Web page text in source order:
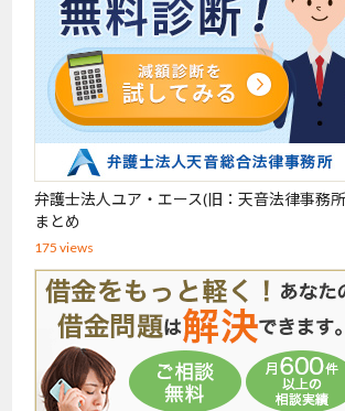
弁護士法人ユア・エース(旧：天音法律事務
まとめ
175 views